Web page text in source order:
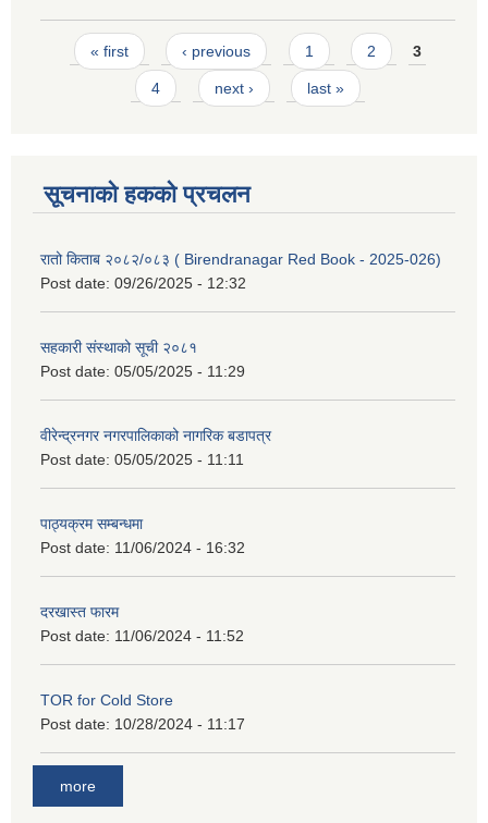
Pages
« first ‹ previous 1 2 3
4 next › last »
सूचनाको हकको प्रचलन
रातो किताब २०८२/०८३ ( Birendranagar Red Book - 2025-026)
Post date: 09/26/2025 - 12:32
सहकारी संस्थाको सूची २०८१
Post date: 05/05/2025 - 11:29
वीरेन्द्रनगर नगरपालिकाको नागरिक बडापत्र
Post date: 05/05/2025 - 11:11
पाठ्यक्रम सम्बन्धमा
Post date: 11/06/2024 - 16:32
दरखास्त फारम
Post date: 11/06/2024 - 11:52
TOR for Cold Store
Post date: 10/28/2024 - 11:17
more